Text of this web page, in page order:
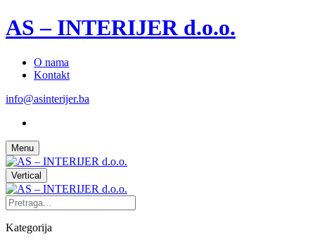
AS – INTERIJER d.o.o.
O nama
Kontakt
info@asinterijer.ba
Menu
Vertical
Kategorija